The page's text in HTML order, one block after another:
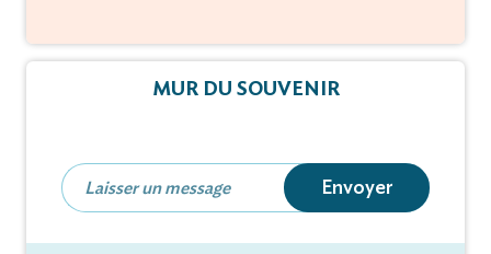
MUR DU SOUVENIR
Envoyer